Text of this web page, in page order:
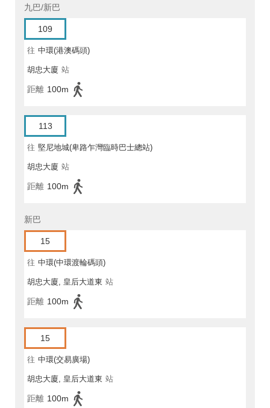
九巴/新巴
109
往 中環(港澳碼頭)
胡忠大廈 站
距離 100m
113
往 堅尼地城(卑路乍灣臨時巴士總站)
胡忠大廈 站
距離 100m
新巴
15
往 中環(中環渡輪碼頭)
胡忠大廈, 皇后大道東 站
距離 100m
15
往 中環(交易廣場)
胡忠大廈, 皇后大道東 站
距離 100m